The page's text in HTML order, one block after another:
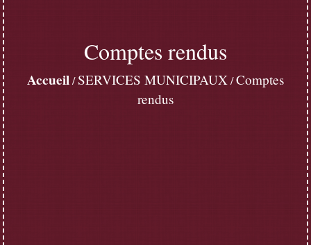
Comptes rendus
Accueil/SERVICES MUNICIPAUX/Comptes
rendus